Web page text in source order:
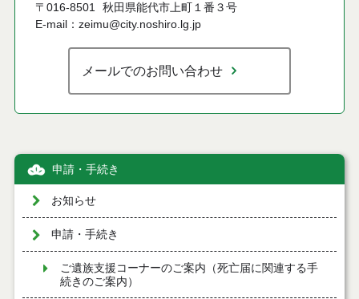
〒016-8501
秋田県能代市上町１番３号
E-mail：zeimu@city.noshiro.lg.jp
メールでのお問い合わせ
申請・手続き
お知らせ
申請・手続き
ご遺族支援コーナーのご案内（死亡届に関連する手
続きのご案内）